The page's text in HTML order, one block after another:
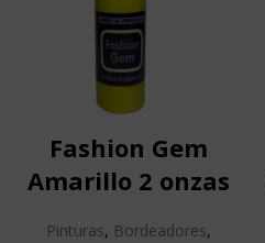
Fashion Gem
Amarillo 2 onzas
Pinturas, Bordeadores,